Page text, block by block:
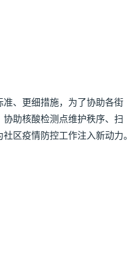
、更细措施，为了协助各街
助核酸检测点维护秩序、扫
区疫情防控工作注入新动力。